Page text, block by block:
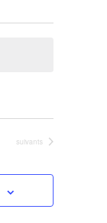
Évènements
suivants